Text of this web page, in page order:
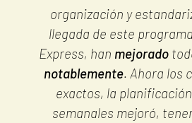
organización y
llegada de este
Express, han mejorado
notablemente. Ahora los
exactos, la
semanales mejoró,